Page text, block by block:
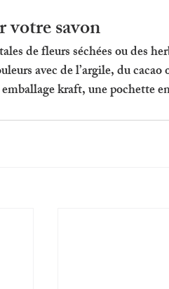
votre savon
de fleurs séchées ou des
avec de l’argile, du
kraft, une pochette